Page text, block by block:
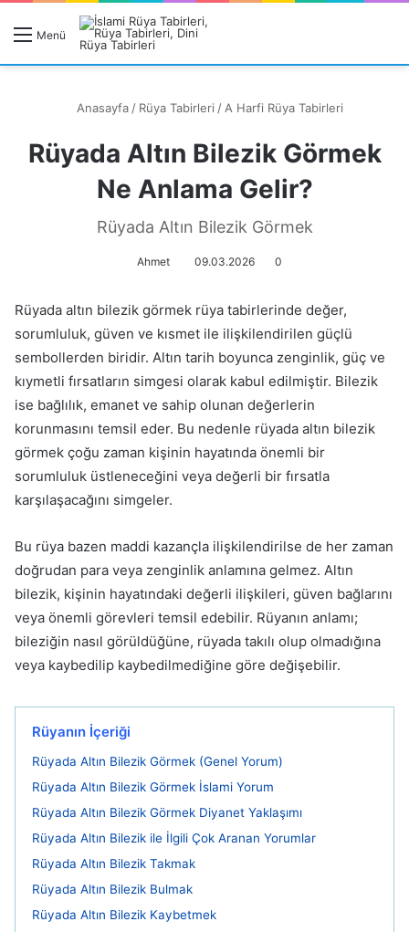
Menü
Anasayfa / Rüya Tabirleri / A Harfi Rüya Tabirleri
Rüyada Altın Bilezik Görmek
Ne Anlama Gelir?
Rüyada Altın Bilezik Görmek
Ahmet 09.03.2026 0
Rüyada altın bilezik görmek rüya tabirlerinde değer,
sorumluluk, güven ve kısmet ile ilişkilendirilen güçlü
sembollerden biridir. Altın tarih boyunca zenginlik, güç ve
kıymetli fırsatların simgesi olarak kabul edilmiştir. Bilezik
ise bağlılık, emanet ve sahip olunan değerlerin
korunmasını temsil eder. Bu nedenle rüyada altın bilezik
görmek çoğu zaman kişinin hayatında önemli bir
sorumluluk üstleneceğini veya değerli bir fırsatla
karşılaşacağını simgeler.
Bu rüya bazen maddi kazançla ilişkilendirilse de her zaman
doğrudan para veya zenginlik anlamına gelmez. Altın
bilezik, kişinin hayatındaki değerli ilişkileri, güven bağlarını
veya önemli görevleri temsil edebilir. Rüyanın anlamı;
bileziğin nasıl görüldüğüne, rüyada takılı olup olmadığına
veya kaybedilip kaybedilmediğine göre değişebilir.
Rüyanın İçeriği
Rüyada Altın Bilezik Görmek (Genel Yorum)
Rüyada Altın Bilezik Görmek İslami Yorum
Rüyada Altın Bilezik Görmek Diyanet Yaklaşımı
Rüyada Altın Bilezik ile İlgili Çok Aranan Yorumlar
Rüyada Altın Bilezik Takmak
Rüyada Altın Bilezik Bulmak
Rüyada Altın Bilezik Kaybetmek
Rüyanızı Arayın